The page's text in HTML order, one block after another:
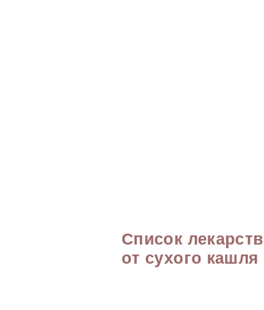
Список лекарств
от сухого кашля